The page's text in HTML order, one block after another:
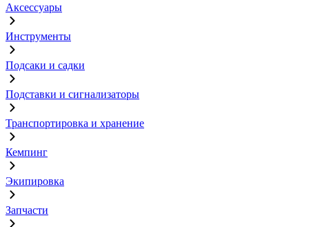
Аксессуары
Инструменты
Подсаки и садки
Подставки и сигнализаторы
Транспортировка и хранение
Кемпинг
Экипировка
Запчасти